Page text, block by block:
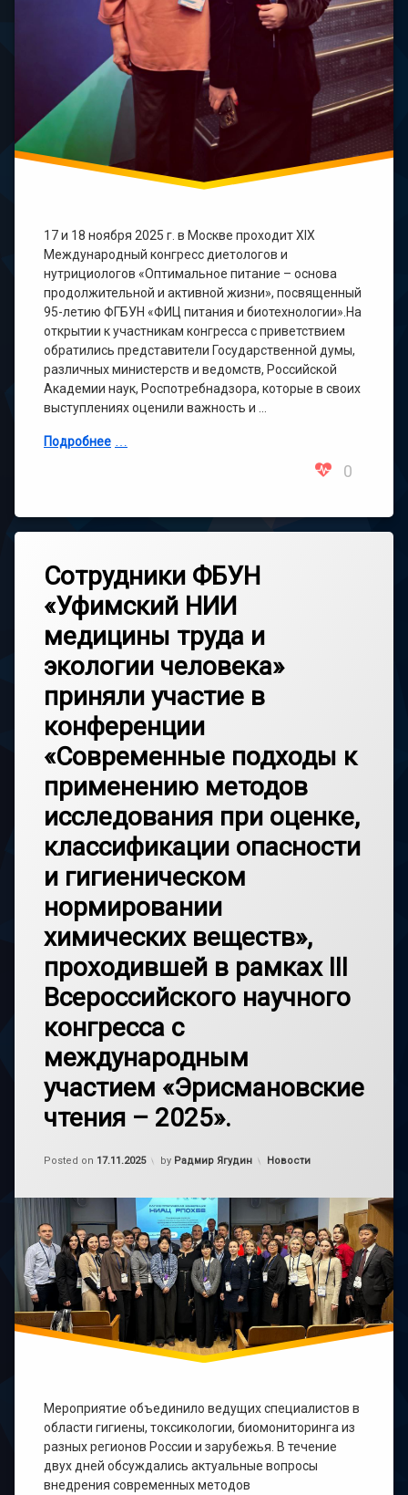
17 и 18 ноября 2025 г. в Москве проходит XIX
Международный конгресс диетологов и
нутрициологов «Оптимальное питание – основа
продолжительной и активной жизни», посвященный
95-летию ФГБУН «ФИЦ питания и биотехнологии».На
открытии к участникам конгресса с приветствием
обратились представители Государственной думы,
различных министерств и ведомств, Российской
Академии наук, Роспотребнадзора, которые в своих
выступлениях оценили важность и …
Подробнее
0
Сотрудники ФБУН
«Уфимский НИИ
медицины труда и
экологии человека»
приняли участие в
конференции
«Современные подходы к
применению методов
исследования при оценке,
классификации опасности
и гигиеническом
нормировании
химических веществ»,
проходившей в рамках III
Всероссийского научного
конгресса с
международным
участием «Эрисмановские
чтения – 2025».
Posted on 17.11.2025
Обновлено на 17.11.2025
by Радмир Ягудин Категории:
Новости
Мероприятие объединило ведущих специалистов в
области гигиены, токсикологии, биомониторинга из
разных регионов России и зарубежья. В течение
двух дней обсуждались актуальные вопросы
внедрения современных методов